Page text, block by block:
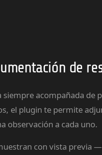
de
siempre acompañada de
el plugin te permite
observación a cada uno.
con vista previa